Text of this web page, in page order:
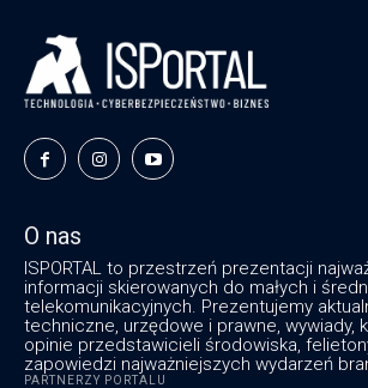
O nas
ISPORTAL to przestrzeń prezentacji
informacji skierowanych do małych i
telekomunikacyjnych. Prezentujemy
techniczne, urzędowe i prawne, wywiady,
opinie przedstawicieli środowiska,
zapowiedzi najważniejszych wydarzeń
PARTNERZY PORTALU